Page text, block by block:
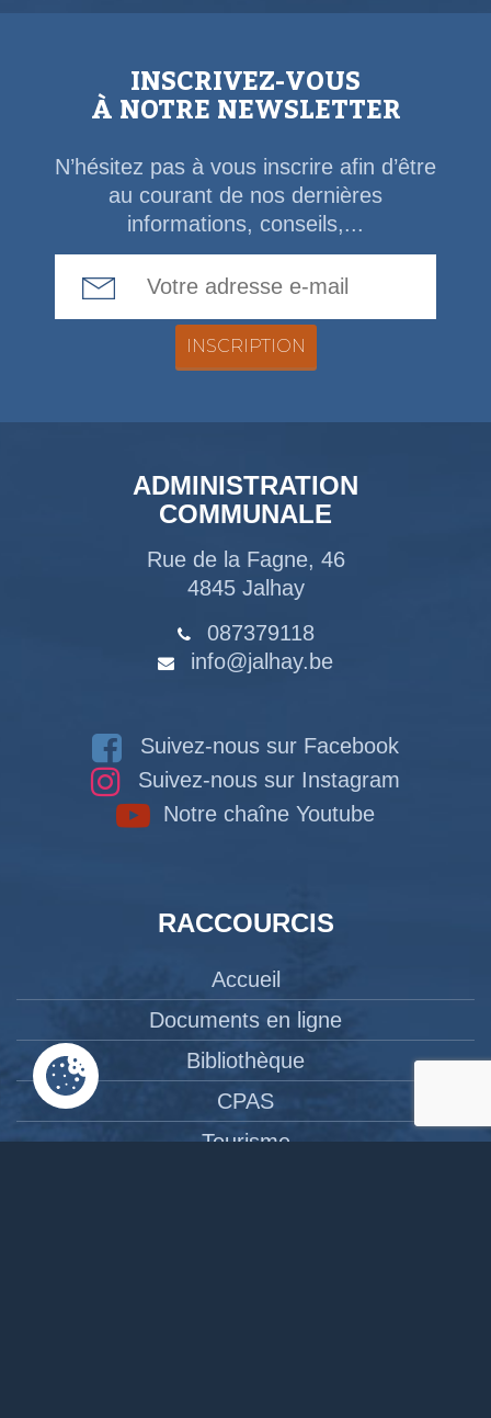
INSCRIVEZ-VOUS
À NOTRE NEWSLETTER
N’hésitez pas à vous inscrire afin d’être
au courant de nos dernières
informations, conseils,...
ADMINISTRATION
COMMUNALE
Rue de la Fagne, 46
4845 Jalhay
087379118
info@jalhay.be
Suivez-nous sur Facebook
Suivez-nous sur Instagram
Notre chaîne Youtube
RACCOURCIS
Accueil
Documents en ligne
Bibliothèque
CPAS
Tourisme